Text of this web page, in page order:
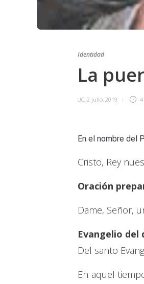
Identidad
La
UC, 2 julio, 2019
En el nombre del
Cristo, Rey
Oración
Dame, Señor,
Evangelio del
Del santo
En aquel